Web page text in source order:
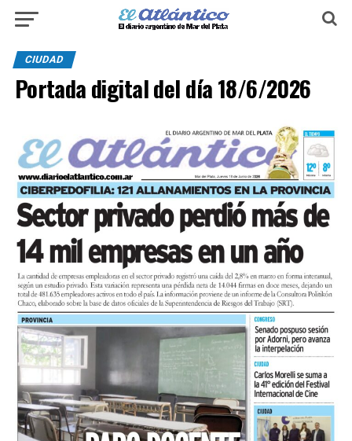
CIUDAD
Portada digital del día 18/6/2026